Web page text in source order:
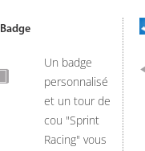
Badge
Un badge
personnalisé
et un tour de
cou "Sprint
Racing" vous